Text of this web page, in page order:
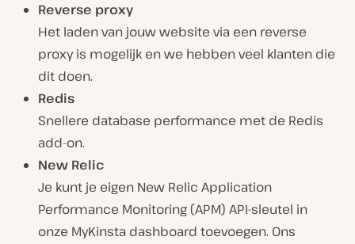
Reverse proxy
Het laden van jouw website via een reverse
proxy is mogelijk en we hebben veel klanten die
dit doen.
Redis
Snellere database performance met de Redis
add-on.
New Relic
Je kunt je eigen New Relic Application
Performance Monitoring (APM) API-sleutel in
onze MyKinsta dashboard toevoegen. Ons